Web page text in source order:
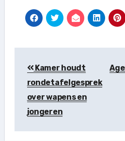
Kamer houdt
rondetafelgesprek
over wapens en
jongeren